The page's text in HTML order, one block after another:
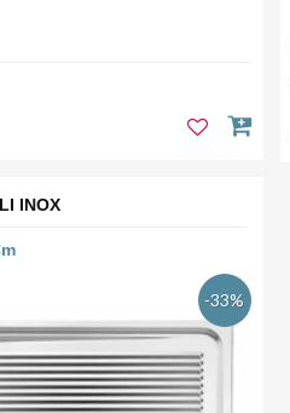
INOX
-33%